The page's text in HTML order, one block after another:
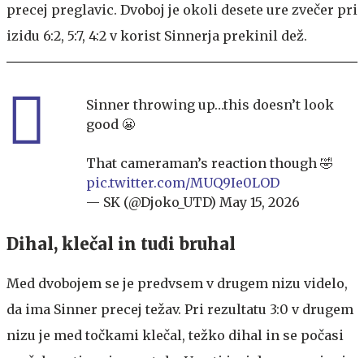
precej preglavic. Dvoboj je okoli desete ure zvečer pri
izidu 6:2, 5:7, 4:2 v korist Sinnerja prekinil dež.
Sinner throwing up…this doesn’t look
good 😬
That cameraman’s reaction though 🤣
pic.twitter.com/MUQ9Ie0LOD
— SK (@Djoko_UTD) May 15, 2026
Dihal, klečal in tudi bruhal
Med dvobojem se je predvsem v drugem nizu videlo,
da ima Sinner precej težav. Pri rezultatu 3:0 v drugem
nizu je med točkami klečal, težko dihal in se počasi